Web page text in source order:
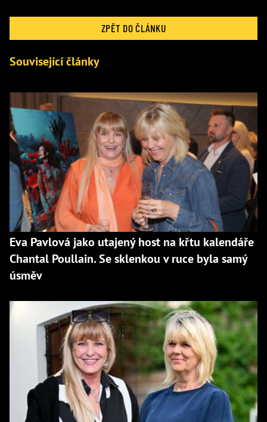
ZPĚT DO ČLÁNKU
Související články
Eva Pavlová jako utajený host na křtu kalendáře
Chantal Poullain. Se sklenkou v ruce byla samý
úsměv